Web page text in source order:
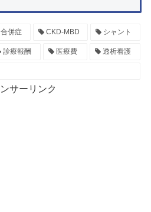
合併症 CKD-MBD シャント
診療報酬 医療費 透析看護
サーリンク